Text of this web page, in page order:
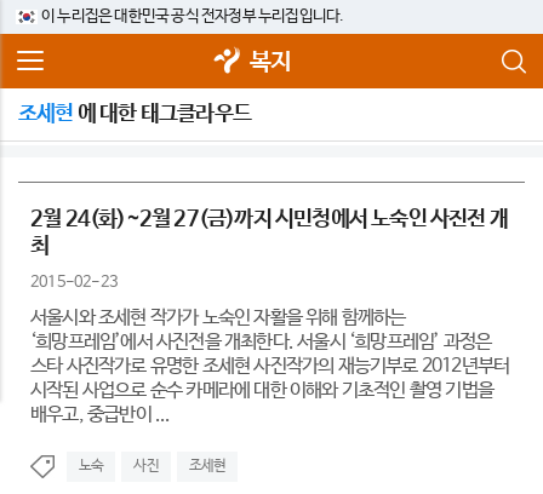
이 누리집은 대한민국 공식 전자정부 누리집입니다.
복지
조세현 에 대한 태그클라우드
2월 24(화)~2월 27(금)까지 시민청에서 노숙인 사진전 개
최
2015-02-23
서울시와 조세현 작가가 노숙인 자활을 위해 함께하는
‘희망프레임’에서 사진전을 개최한다. 서울시 ‘희망프레임’ 과정은
스타 사진작가로 유명한 조세현 사진작가의 재능기부로 2012년부터
시작된 사업으로 순수 카메라에 대한 이해와 기초적인 촬영 기법을
배우고, 중급반이 ...
노숙 사진 조세현